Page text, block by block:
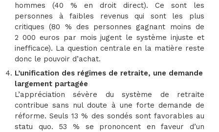
hommes (40 % en droit direct). Ce sont les
personnes à faibles revenus qui sont les plus
critiques (80 % des personnes gagnant moins de
2 000 euros par mois jugent le système injuste et
inefficace). La question centrale en la matière reste
donc le pouvoir d’achat.
L’unification des régimes de retraite, une demande
largement partagée
L’appréciation sévère du système de retraite
contribue sans nul doute à une forte demande de
réforme. Seuls 13 % des sondés sont favorables au
statu quo. 53 % se prononcent en faveur d’un